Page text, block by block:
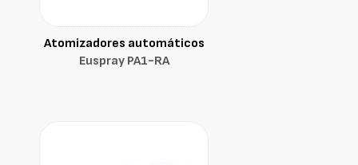
Atomizadores automáticos
Euspray PA1-RA